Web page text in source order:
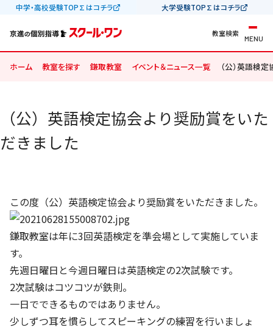
中学・高校受験TOP∑はコチラ 大学受験TOP∑はコチラ
教室検索
MENU
ホーム 教室を探す 鎌取教室 イベント＆ニュース一覧 （公）英語検
（公）英語検定協会より奨励賞をいた
だきました
この度（公）英語検定協会より奨励賞をいただきました。
鎌取教室は年に3回英語検定を準会場として実施していま
す。
先週日曜日と今週日曜日は英語検定の2次試験です。
2次試験はコツコツが鉄則。
一日でできるものではありません。
少しずつ耳を慣らしてスピーキングの練習を行いましょ